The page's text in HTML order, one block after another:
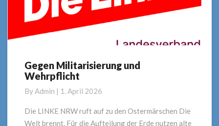
Gegen
Militarisierung
Wehrpflicht
Gegen Militarisierung und
Wehrpflicht
ByAdmin | 1. April 2026
Die LINKE NRW ruft auf zu den Ostermärschen Die
Welt brennt. Für die Aufteilung der Erde nutzen alte